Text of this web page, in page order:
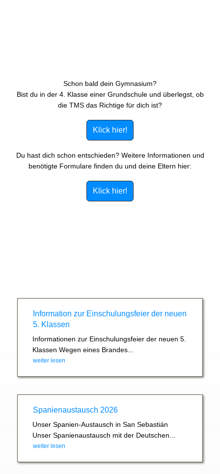
Schon bald dein Gymnasium?
Bist du in der 4. Klasse einer Grundschule und überlegst, ob
die TMS das Richtige für dich ist?
Klick hier!
Du hast dich schon entschieden? Weitere Informationen und
benötigte Formulare finden du und deine Eltern hier:
Klick hier!
Information zur Einschulungsfeier der neuen
5. Klassen
Informationen zur Einschulungsfeier der neuen 5.
Klassen Wegen eines Brandes...
weiter lesen
Spanienaustausch 2026
Unser Spanien-Austausch in San Sebastián
Unser Spanienaustausch mit der Deutschen...
weiter lesen